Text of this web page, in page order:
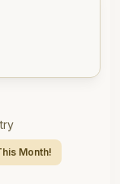
Month!